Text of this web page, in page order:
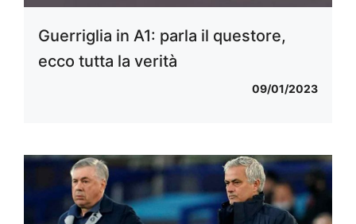
Guerriglia in A1: parla il questore,
ecco tutta la verità
09/01/2023